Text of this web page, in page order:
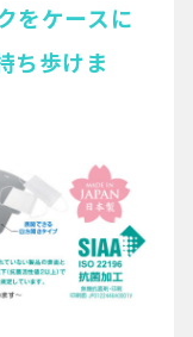
をケースに
ち歩けま